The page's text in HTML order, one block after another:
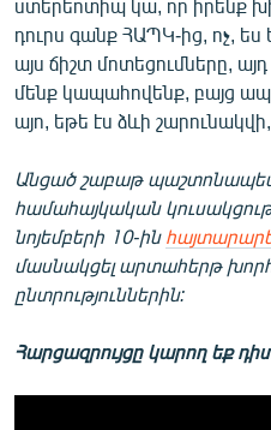
ստերեոտիպ կա, որ իրենք
դուրս գանք ՀԱՊԿ-ից, ոչ, ես
այս ճիշտ մոտեցումները,
մենք կապահովենք, բայց
այո, եթե էս ձևի
Անցած շաբաթ
համահայկական
նոյեմբերի 10-ին
մասնակցել արտահերթ
ընտրություններին:
Հարցազրույցը կարող եք